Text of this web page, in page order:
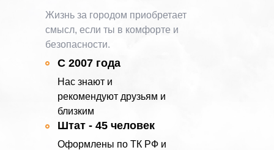
Жизнь за городом приобретает
смысл, если ты в комфорте и
безопасности.
С 2007 года
Нас знают и
рекомендуют друзьям и
близким
Штат - 45 человек
Оформлены по ТК РФ и